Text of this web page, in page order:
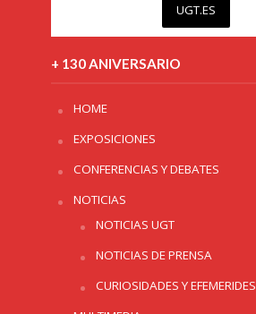
UGT.ES
+ 130 ANIVERSARIO
HOME
EXPOSICIONES
CONFERENCIAS Y DEBATES
NOTICIAS
NOTICIAS UGT
NOTICIAS DE PRENSA
CURIOSIDADES Y EFEMERIDES